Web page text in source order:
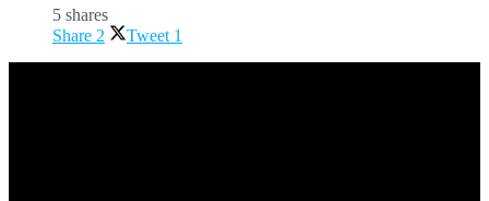
5 shares
Share 2 Tweet 1